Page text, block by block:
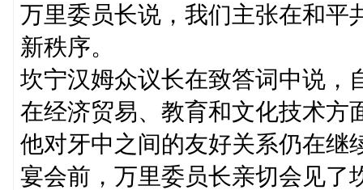
万里委员长说，我们主张在和平
新秩序。
坎宁汉姆众议长在致答词中说，
在经济贸易、教育和文化技术方
他对牙中之间的友好关系仍在继
宴会前，万里委员长亲切会见了